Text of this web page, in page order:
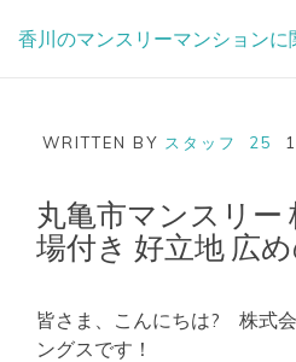
香川のマンスリーマンションに
WRITTEN BY スタッフ 25
丸亀市マンスリー
場付き 好立地 広
皆さま、こんにちは? 株式
ングスです！